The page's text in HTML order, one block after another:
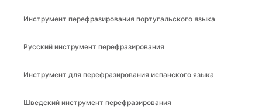
Инструмент перефразирования португальского языка
Русский инструмент перефразирования
Инструмент для перефразирования испанского языка
Шведский инструмент перефразирования